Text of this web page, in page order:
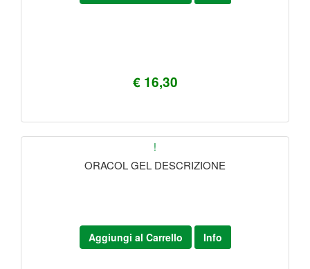
€ 16,30
!
ORACOL GEL DESCRIZIONE
Aggiungi al Carrello Info